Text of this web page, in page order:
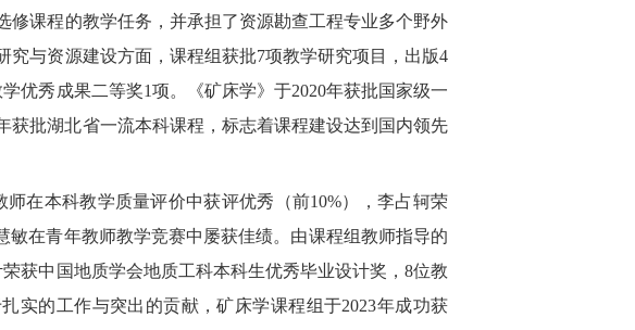
修课程的教学任务，并承担了资源勘查工程专业多个野外
究与资源建设方面，课程组获批7项教学研究项目，出版4
优秀成果二等奖1项。《矿床学》于2020年获批国家级一
获批湖北省一流本科课程，标志着课程建设达到国内领先
师在本科教学质量评价中获评优秀（前10%），李占轲荣
敏在青年教师教学竞赛中屡获佳绩。由课程组教师指导的
获中国地质学会地质工科本科生优秀毕业设计奖，8位教
实的工作与突出的贡献，矿床学课程组于2023年成功获